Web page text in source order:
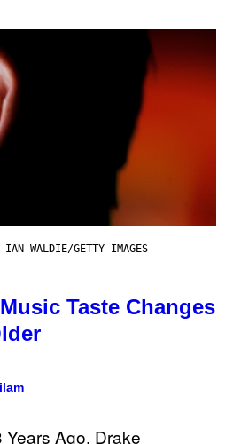
IAN WALDIE/GETTY IMAGES
Taste Changes